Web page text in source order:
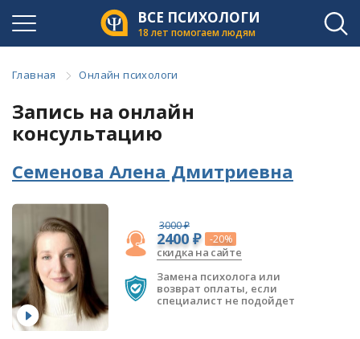
ВСЕ ПСИХОЛОГИ
18 лет помогаем людям
Главная Онлайн психологи
Запись на онлайн
консультацию
Семенова Алена Дмитриевна
3000 ₽
2400 ₽ -20%
скидка на сайте
Замена психолога или
возврат оплаты, если
специалист не подойдет